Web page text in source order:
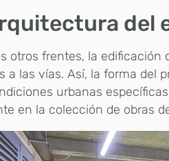
del
otros frentes, la
a las vías. Así, la forma del
urbanas
en la colección de obras